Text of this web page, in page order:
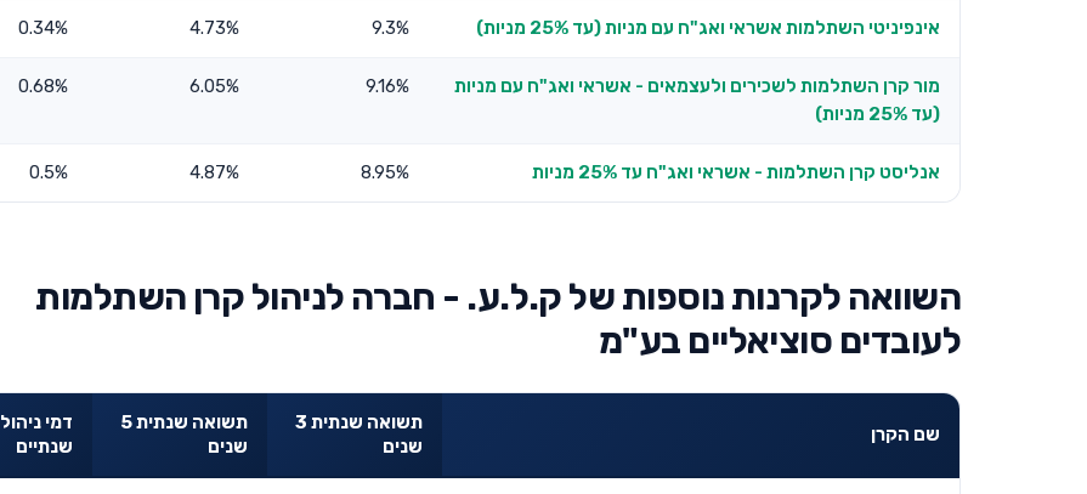
אינפיניטי השתלמות אשראי ואג"ח עם מניות (עד 25% מניות) 9.3%
4.73%
0.34%
מור קרן השתלמות לשכירים ולעצמאים - אשראי ואג"ח עם מניות
(עד 25% מניות)
9.16%
6.05%
0.68%
אנליסט קרן השתלמות - אשראי ואג"ח עד 25% מניות 8.95%
4.87%
0.5%
השוואה לקרנות נוספות של ק.ל.ע. - חברה לניהול קרן השתלמות
לעובדים סוציאליים בע"מ
שם הקרן
תשואה שנתית 3
שנים
תשואה שנתית 5
שנים
דמי ניהול
שנתיים